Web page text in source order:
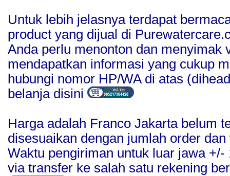
Untuk lebih jelasnya terdapat
product yang dijual di
Anda perlu menonton dan menyimak
mendapatkan informasi yang cukup
hubungi nomor HP/WA di atas
belanja disini
Harga adalah Franco Jakarta belum
disesuaikan dengan jumlah order
Waktu pengiriman untuk luar jawa
via transfer ke salah satu rekening